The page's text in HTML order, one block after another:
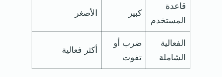
قاعدة
المستخدم
كبير الأصغر
الفعالية
الشاملة
ضرب أو
تفوت
أكثر فعالية